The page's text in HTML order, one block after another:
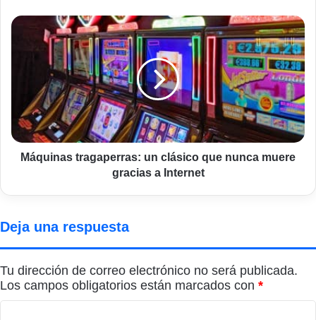
Máquinas
tragaperras:
clásico
nunca
muere
gracias
a
Internet
Máquinas tragaperras: un clásico que nunca muere
gracias a Internet
Deja una respuesta
Tu dirección de correo electrónico no será publicada.
Los campos obligatorios están marcados con *